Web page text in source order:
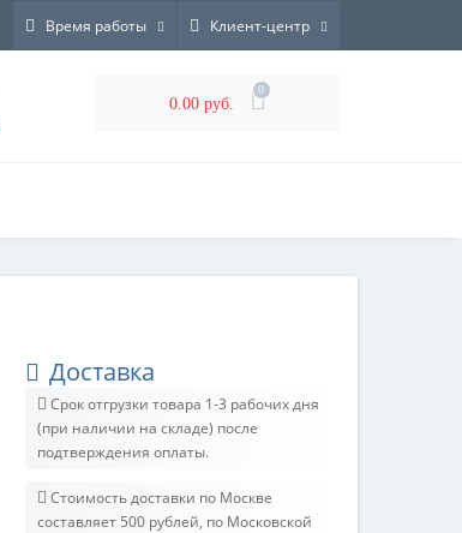
Время работы Клиент-центр
0.00 руб.
0
Доставка
Срок отгрузки товара 1-3 рабочих дня
(при наличии на складе) после
подтверждения оплаты.
Стоимость доставки по Москве
составляет 500 рублей, по Московской